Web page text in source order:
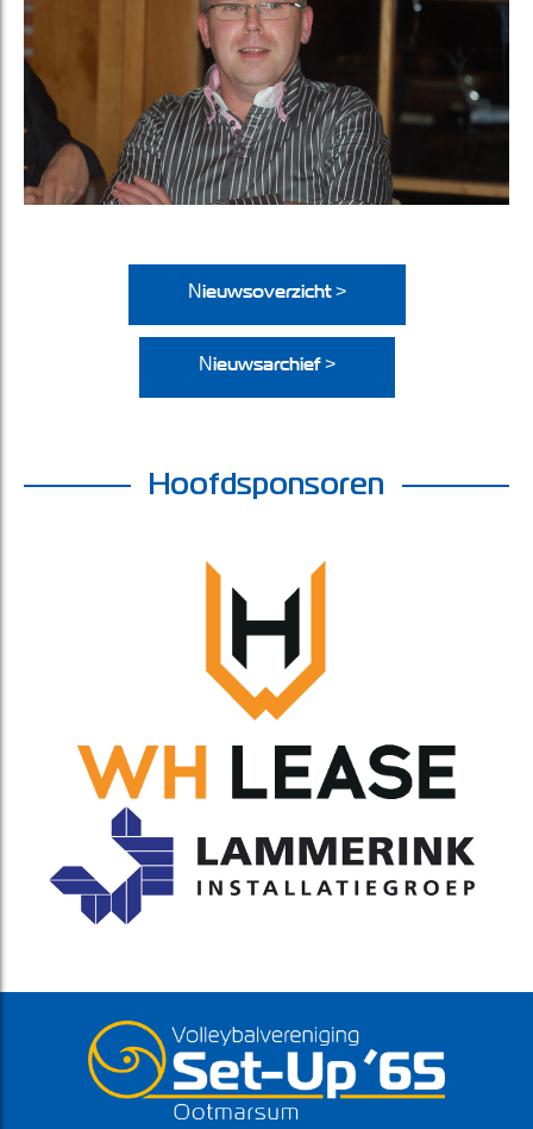
Nieuwsoverzicht >
Nieuwsarchief >
Hoofdsponsoren